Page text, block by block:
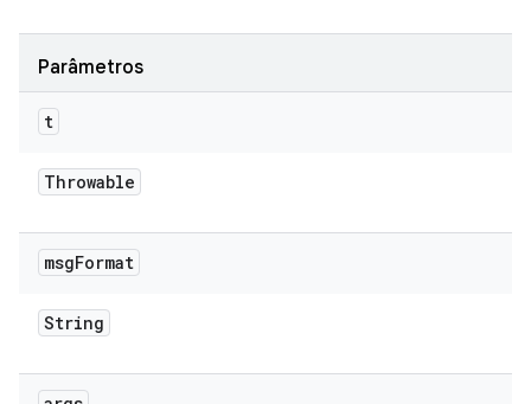
Parâmetros
t
Throwable
msgFormat
String